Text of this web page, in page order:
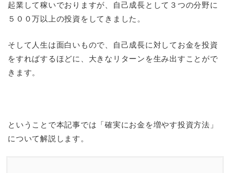
起業して稼いでおりますが、自己成長として３つの分野に
５００万以上の投資をしてきました。
そして人生は面白いもので、自己成長に対してお金を投資
をすればするほどに、大きなリターンを生み出すことがで
きます。
ということで本記事では「確実にお金を増やす投資方法」
について解説します。